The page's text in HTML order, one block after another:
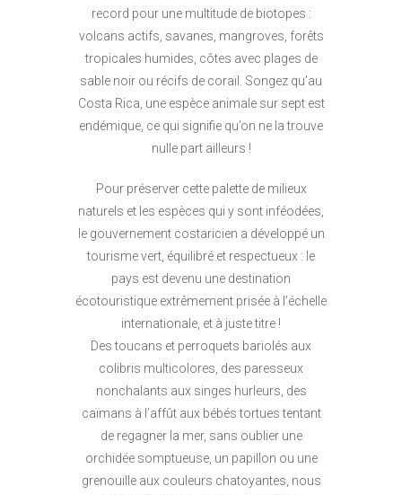
record pour une multitude de biotopes :
volcans actifs, savanes, mangroves, forêts
tropicales humides, côtes avec plages de
sable noir ou récifs de corail. Songez qu’au
Costa Rica, une espèce animale sur sept est
endémique, ce qui signifie qu’on ne la trouve
nulle part ailleurs !
Pour préserver cette palette de milieux
naturels et les espèces qui y sont inféodées,
le gouvernement costaricien a développé un
tourisme vert, équilibré et respectueux : le
pays est devenu une destination
écotouristique extrêmement prisée à l’échelle
internationale, et à juste titre !
Des toucans et perroquets bariolés aux
colibris multicolores, des paresseux
nonchalants aux singes hurleurs, des
caïmans à l’affût aux bébés tortues tentant
de regagner la mer, sans oublier une
orchidée somptueuse, un papillon ou une
grenouille aux couleurs chatoyantes, nous